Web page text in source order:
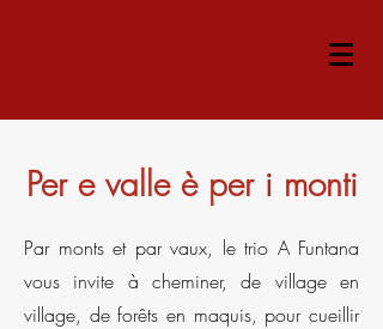
Per e valle è per i monti
Par monts et par vaux, le trio A Funtana
vous invite à cheminer, de village en
village, de forêts en maquis, pour cueillir